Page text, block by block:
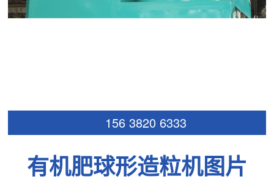
156 3820 6333
有机肥球形造粒机图片